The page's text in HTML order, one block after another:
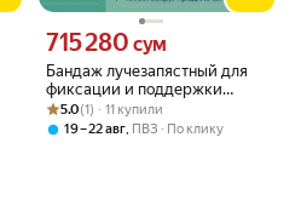
Бандаж лучезапястный для
фиксации и поддержки
сустава, AccuTex 2980 Oppo,
размер S
Цена 715280 сум вместо
715 280 сум
Рейтинг товара: 5.0 из 5
Оценок: (1) · 11 купили
5.0(1) · 11 купили
19 – 22 авг, ПВЗ По клику